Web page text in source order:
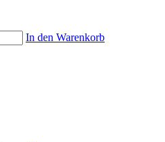
In den Warenkorb